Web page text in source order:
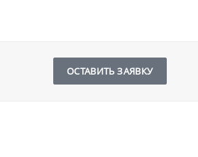
ОСТАВИТЬ ЗАЯВКУ